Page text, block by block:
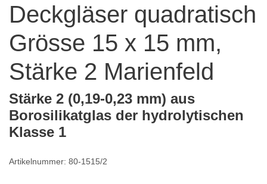
Deckgläser quadratisch
Grösse 15 x 15 mm,
Stärke 2 Marienfeld
Stärke 2 (0,19-0,23 mm) aus
Borosilikatglas der hydrolytischen
Klasse 1
Artikelnummer: 80-1515/2